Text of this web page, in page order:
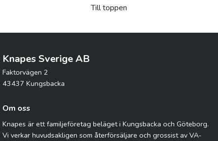
Till toppen
Knapes Sverige AB
Faktorvägen 2
43437 Kungsbacka
Om oss
Knapes är ett familjeföretag beläget i Kungsbacka och Göteborg.
Vi verkar huvudsakligen som återförsäljare och grossist av VA-